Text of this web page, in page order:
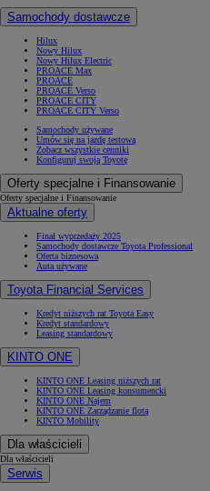
Samochody dostawcze
Hilux
Nowy Hilux
Nowy Hilux Electric
PROACE Max
PROACE
PROACE Verso
PROACE CITY
PROACE CITY Verso
Samochody używane
Umów się na jazdę testową
Zobacz wszystkie cenniki
Konfiguruj swoją Toyotę
Oferty specjalne i Finansowanie
Oferty specjalne i Finansowanie
Aktualne oferty
Finał wyprzedaży 2025
Samochody dostawcze Toyota Professional
Oferta biznesowa
Auta używane
Toyota Financial Services
Kredyt niższych rat Toyota Easy
Kredyt standardowy
Leasing standardowy
KINTO ONE
KINTO ONE Leasing niższych rat
KINTO ONE Leasing konsumencki
KINTO ONE Najem
KINTO ONE Zarządzanie flotą
KINTO Mobility
Dla właścicieli
Dla właścicieli
Serwis